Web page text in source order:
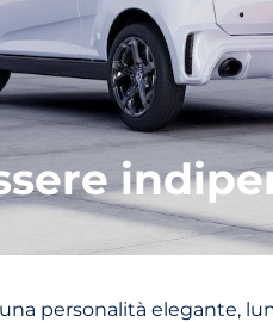
personalità elegante,